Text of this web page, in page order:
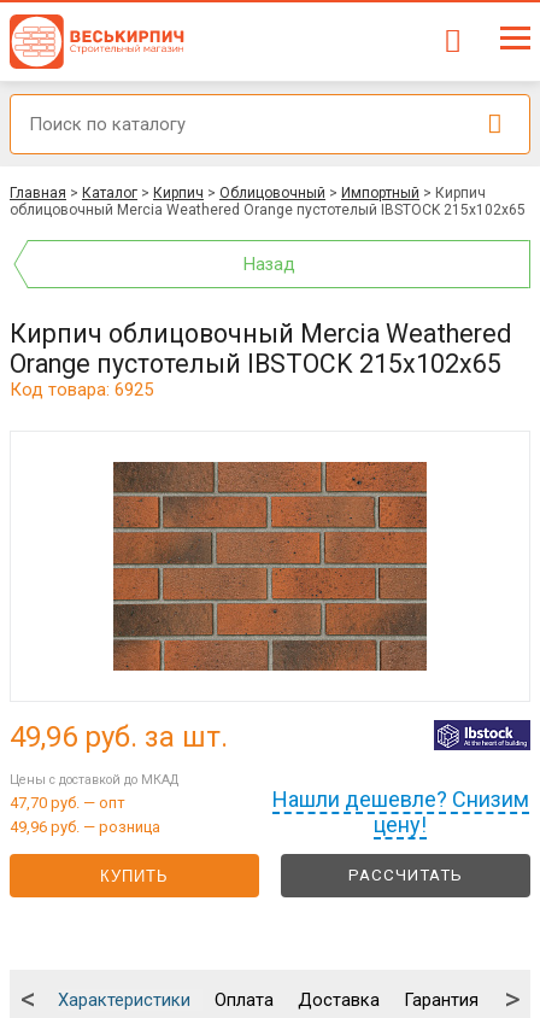
Главная > Каталог > Кирпич > Облицовочный > Импортный > Кирпич
облицовочный Mercia Weathered Orange пустотелый IBSTOCK 215x102x65
Назад
Кирпич облицовочный Mercia Weathered
Orange пустотелый IBSTOCK 215x102x65
Код товара: 6925
Нашли дешевле? Снизим
цену!
49,96 руб. за шт.
Цены с доставкой до МКАД
47,70 руб. — опт
49,96 руб. — розница
КУПИТЬ РАССЧИТАТЬ
Характеристики Оплата Доставка Гарантия
< >